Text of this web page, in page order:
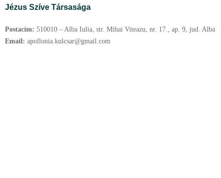
Jézus Szíve Társasága
Postacím: 510010 – Alba Iulia, str. Mihai Viteazu, nr. 17., ap. 9, jud. Alba
Email: apollonia.kulcsar@gmail.com